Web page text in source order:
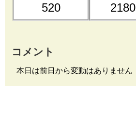
520 2180
コメント
本日は前日から変動はありません